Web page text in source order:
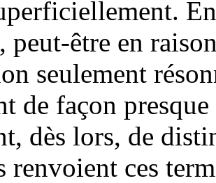
peut-être en
seulement
de façon
dès lors, de
renvoient ces